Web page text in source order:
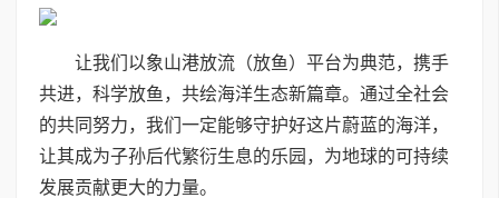
让我们以象山港放流（放鱼）平台为典范，携手
共进，科学放鱼，共绘海洋生态新篇章。通过全社会
的共同努力，我们一定能够守护好这片蔚蓝的海洋，
让其成为子孙后代繁衍生息的乐园，为地球的可持续
发展贡献更大的力量。